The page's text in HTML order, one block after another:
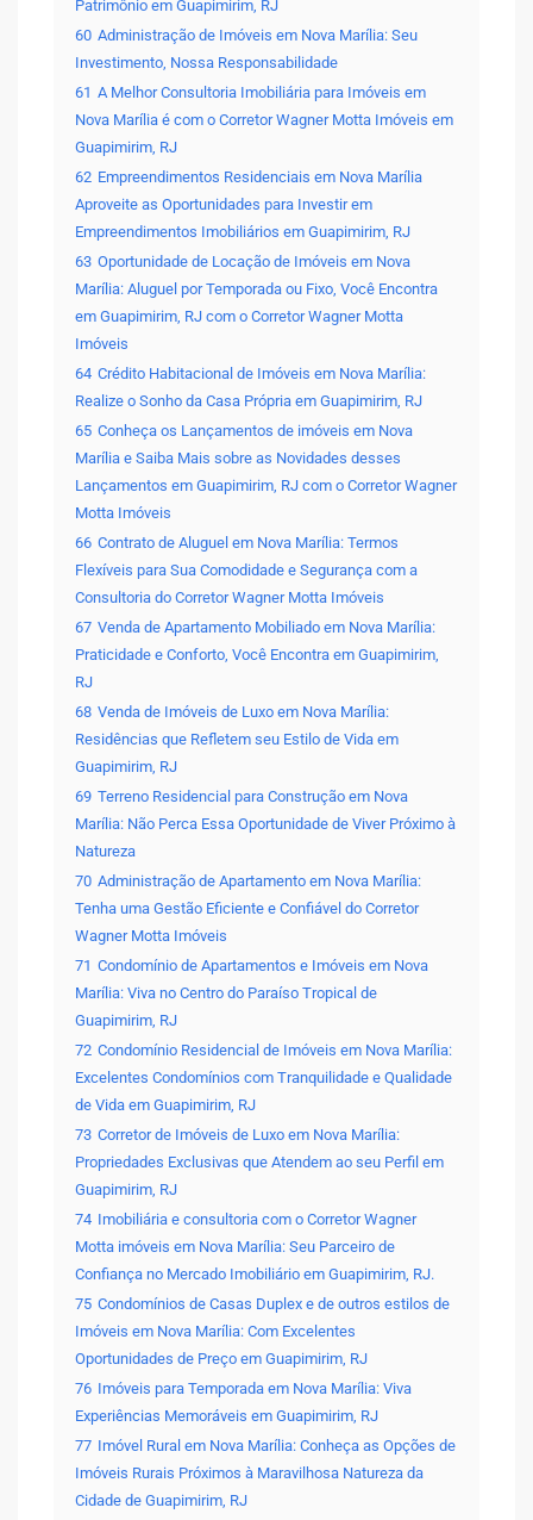
Patrimônio em Guapimirim, RJ
60 Administração de Imóveis em Nova Marília: Seu
Investimento, Nossa Responsabilidade
61 A Melhor Consultoria Imobiliária para Imóveis em
Nova Marília é com o Corretor Wagner Motta Imóveis em
Guapimirim, RJ
62 Empreendimentos Residenciais em Nova Marília
Aproveite as Oportunidades para Investir em
Empreendimentos Imobiliários em Guapimirim, RJ
63 Oportunidade de Locação de Imóveis em Nova
Marília: Aluguel por Temporada ou Fixo, Você Encontra
em Guapimirim, RJ com o Corretor Wagner Motta
Imóveis
64 Crédito Habitacional de Imóveis em Nova Marília:
Realize o Sonho da Casa Própria em Guapimirim, RJ
65 Conheça os Lançamentos de imóveis em Nova
Marília e Saiba Mais sobre as Novidades desses
Lançamentos em Guapimirim, RJ com o Corretor Wagner
Motta Imóveis
66 Contrato de Aluguel em Nova Marília: Termos
Flexíveis para Sua Comodidade e Segurança com a
Consultoria do Corretor Wagner Motta Imóveis
67 Venda de Apartamento Mobiliado em Nova Marília:
Praticidade e Conforto, Você Encontra em Guapimirim,
RJ
68 Venda de Imóveis de Luxo em Nova Marília:
Residências que Refletem seu Estilo de Vida em
Guapimirim, RJ
69 Terreno Residencial para Construção em Nova
Marília: Não Perca Essa Oportunidade de Viver Próximo à
Natureza
70 Administração de Apartamento em Nova Marília:
Tenha uma Gestão Eficiente e Confiável do Corretor
Wagner Motta Imóveis
71 Condomínio de Apartamentos e Imóveis em Nova
Marília: Viva no Centro do Paraíso Tropical de
Guapimirim, RJ
72 Condomínio Residencial de Imóveis em Nova Marília:
Excelentes Condomínios com Tranquilidade e Qualidade
de Vida em Guapimirim, RJ
73 Corretor de Imóveis de Luxo em Nova Marília:
Propriedades Exclusivas que Atendem ao seu Perfil em
Guapimirim, RJ
74 Imobiliária e consultoria com o Corretor Wagner
Motta imóveis em Nova Marília: Seu Parceiro de
Confiança no Mercado Imobiliário em Guapimirim, RJ.
75 Condomínios de Casas Duplex e de outros estilos de
Imóveis em Nova Marília: Com Excelentes
Oportunidades de Preço em Guapimirim, RJ
76 Imóveis para Temporada em Nova Marília: Viva
Experiências Memoráveis em Guapimirim, RJ
77 Imóvel Rural em Nova Marília: Conheça as Opções de
Imóveis Rurais Próximos à Maravilhosa Natureza da
Cidade de Guapimirim, RJ